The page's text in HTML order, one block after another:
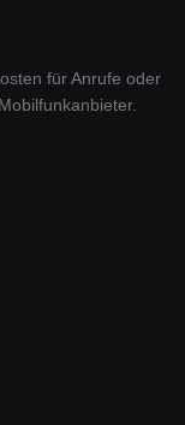
für Anrufe oder